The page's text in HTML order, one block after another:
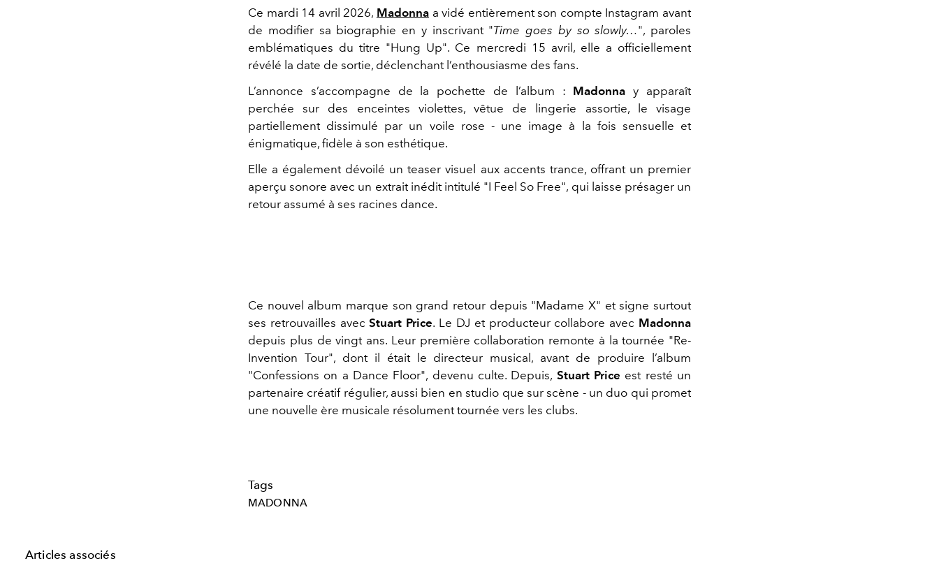
Ce mardi 14 avril 2026, Madonnaa vidé entièrement son compte Instagram avant
de modifier sa biographie en y inscrivant "Time goes by so slowly…", paroles
emblématiques du titre "Hung Up". Ce mercredi 15 avril, elle a officiellement
révélé la date de sortie, déclenchant l’enthousiasme des fans.
L’annonce s’accompagne de la pochette de l’album : Madonna y apparaît
perchée sur des enceintes violettes, vêtue de lingerie assortie, le visage
partiellement dissimulé par un voile rose - une image à la fois sensuelle et
énigmatique, fidèle à son esthétique.
Elle a également dévoilé un teaser visuel aux accents trance, offrant un premier
aperçu sonore avec un extrait inédit intitulé "I Feel So Free", qui laisse présager un
retour assumé à ses racines dance.
Ce nouvel album marque son grand retour depuis "Madame X" et signe surtout
ses retrouvailles avecStuart Price. Le DJ et producteur collabore avec Madonna
depuis plus de vingt ans. Leur première collaboration remonte à la tournée "Re-
Invention Tour", dont il était le directeur musical, avant de produire l’album
"Confessions on a Dance Floor", devenu culte. Depuis, Stuart Price est resté un
partenaire créatif régulier, aussi bien en studio que sur scène - un duo qui promet
une nouvelle ère musicale résolument tournée vers les clubs.
Tags
MADONNA
Articles associés